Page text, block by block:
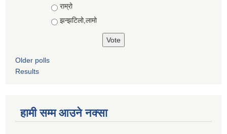
राम्रो
झन्झटिलो,लामो
Older polls
Results
हामी सम्म आउने नक्सा